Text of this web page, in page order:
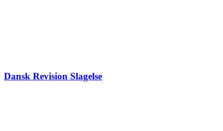
Dansk Revision Slagelse